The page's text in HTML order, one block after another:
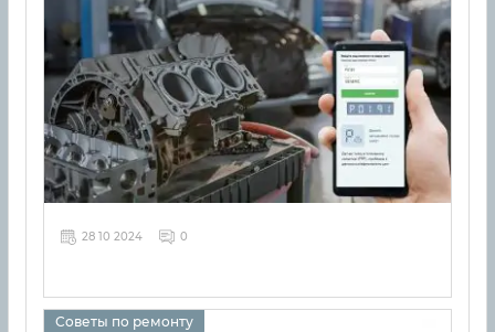
28 10 2024 0
Советы по ремонту